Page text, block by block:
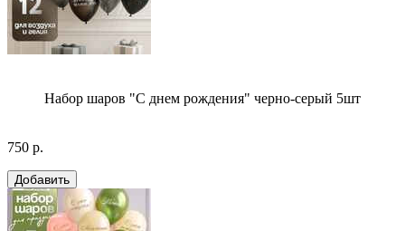
Набор шаров "С днем рождения" черно-серый 5шт
750 р.